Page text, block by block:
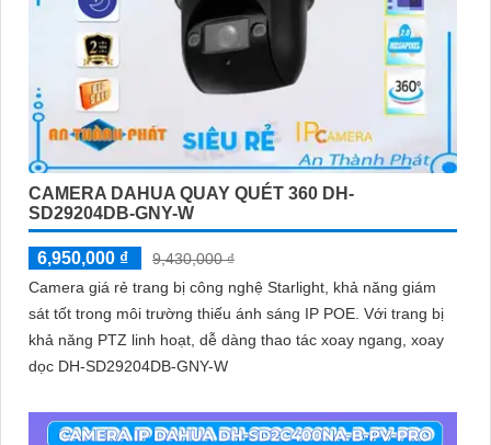
CAMERA DAHUA QUAY QUÉT 360 DH-
SD29204DB-GNY-W
6,950,000 ₫
9,430,000 ₫
Camera giá rẻ trang bị công nghệ Starlight, khả năng giám
sát tốt trong môi trường thiếu ánh sáng IP POE. Với trang bị
khả năng PTZ linh hoạt, dễ dàng thao tác xoay ngang, xoay
dọc DH-SD29204DB-GNY-W